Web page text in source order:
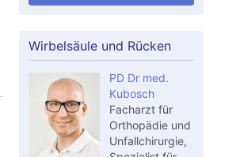
Wirbelsäule und Rücken
PD Dr med.
Kubosch
Facharzt für
Orthopädie und
Unfallchirurgie,